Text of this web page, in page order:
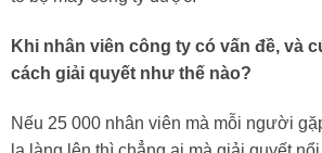
Khi nhân viên công ty có vấn đề, và
cách giải quyết như thế nào?
Nếu 25 000 nhân viên mà mỗi người